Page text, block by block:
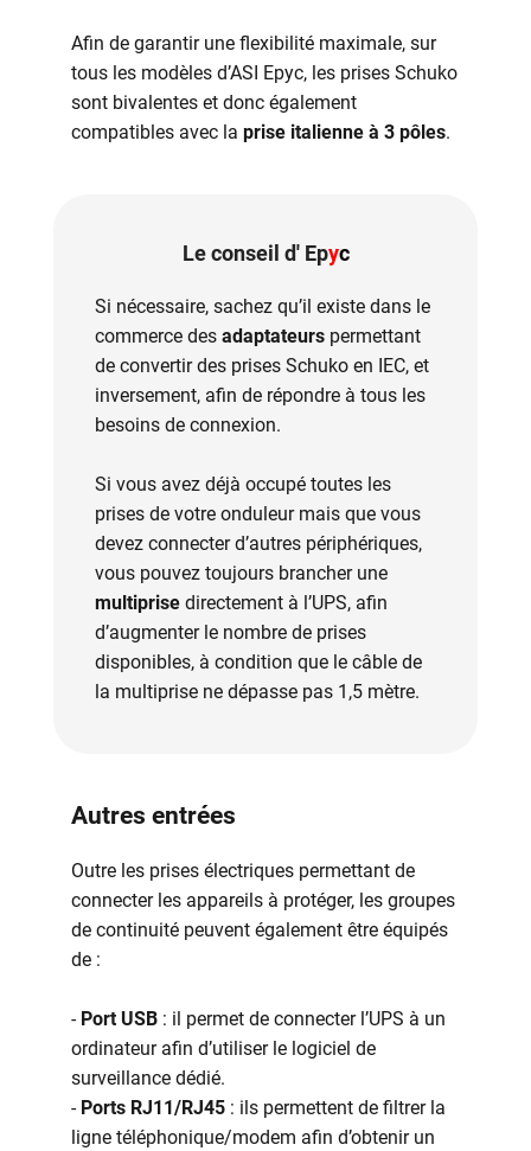
Afin de garantir une flexibilité maximale, sur
tous les modèles d’ASI Epyc, les prises Schuko
sont bivalentes et donc également
compatibles avec la prise italienne à 3 pôles.
Le conseil d' Epyc
Si nécessaire, sachez qu’il existe dans le
commerce des adaptateurs permettant
de convertir des prises Schuko en IEC, et
inversement, afin de répondre à tous les
besoins de connexion.
Si vous avez déjà occupé toutes les
prises de votre onduleur mais que vous
devez connecter d’autres périphériques,
vous pouvez toujours brancher une
multiprise directement à l’UPS, afin
d’augmenter le nombre de prises
disponibles, à condition que le câble de
la multiprise ne dépasse pas 1,5 mètre.
Autres entrées
Outre les prises électriques permettant de
connecter les appareils à protéger, les groupes
de continuité peuvent également être équipés
de :
- Port USB : il permet de connecter l’UPS à un
ordinateur afin d’utiliser le logiciel de
surveillance dédié.
- Ports RJ11/RJ45 : ils permettent de filtrer la
ligne téléphonique/modem afin d’obtenir un